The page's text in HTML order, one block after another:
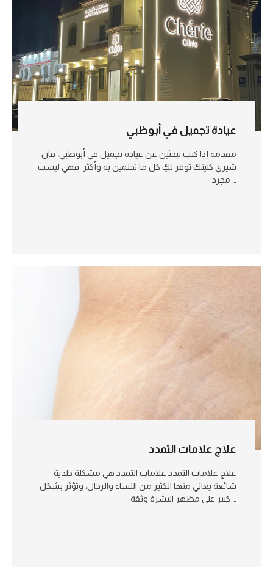
عيادة تجميل في أبوظبي
مقدمة إذا كنتِ تبحثين عن عيادة تجميل في أبوظبي، فإن
شيري كلينك توفر لكِ كل ما تحلمين به وأكثر. فهي ليست
علاج علامات التمدد
علاج علامات التمدد علامات التمدد هي مشكلة جلدية
شائعة يعاني منها الكثير من النساء والرجال، وتؤثر بشكل
كبير على مظهر البشرة وثقة …